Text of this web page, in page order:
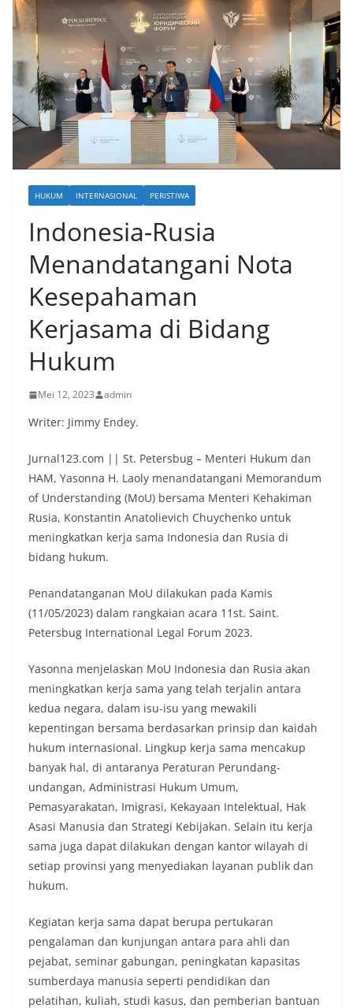
HUKUM INTERNASIONAL PERISTIWA
Indonesia-Rusia
Menandatangani Nota
Kesepahaman
Kerjasama di Bidang
Hukum
Mei 12, 2023 admin
Writer: Jimmy Endey.
Jurnal123.com || St. Petersbug – Menteri Hukum dan
HAM, Yasonna H. Laoly menandatangani Memorandum
of Understanding (MoU) bersama Menteri Kehakiman
Rusia, Konstantin Anatolievich Chuychenko untuk
meningkatkan kerja sama Indonesia dan Rusia di
bidang hukum.
Penandatanganan MoU dilakukan pada Kamis
(11/05/2023) dalam rangkaian acara 11st. Saint.
Petersbug International Legal Forum 2023.
Yasonna menjelaskan MoU Indonesia dan Rusia akan
meningkatkan kerja sama yang telah terjalin antara
kedua negara, dalam isu-isu yang mewakili
kepentingan bersama berdasarkan prinsip dan kaidah
hukum internasional. Lingkup kerja sama mencakup
banyak hal, di antaranya Peraturan Perundang-
undangan, Administrasi Hukum Umum,
Pemasyarakatan, Imigrasi, Kekayaan Intelektual, Hak
Asasi Manusia dan Strategi Kebijakan. Selain itu kerja
sama juga dapat dilakukan dengan kantor wilayah di
setiap provinsi yang menyediakan layanan publik dan
hukum.
Kegiatan kerja sama dapat berupa pertukaran
pengalaman dan kunjungan antara para ahli dan
pejabat, seminar gabungan, peningkatan kapasitas
sumberdaya manusia seperti pendidikan dan
pelatihan, kuliah, studi kasus, dan pemberian bantuan